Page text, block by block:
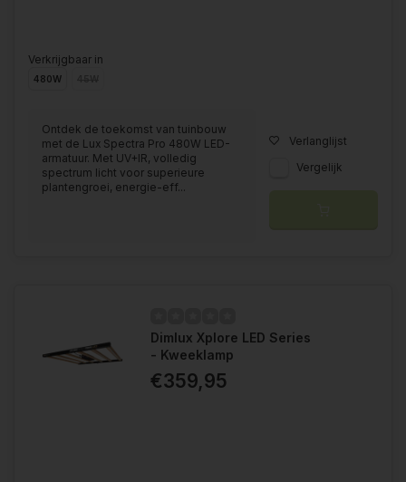
Verkrijgbaar in
480W
Ontdek de toekomst van tuinbouw
met de Lux Spectra Pro 480W LED-
armatuur. Met UV+IR, volledig
spectrum licht voor superieure
plantengroei, energie-eff...
Verlanglijst
Vergelijk
Dimlux Xplore LED Series
- Kweeklamp
€359,95